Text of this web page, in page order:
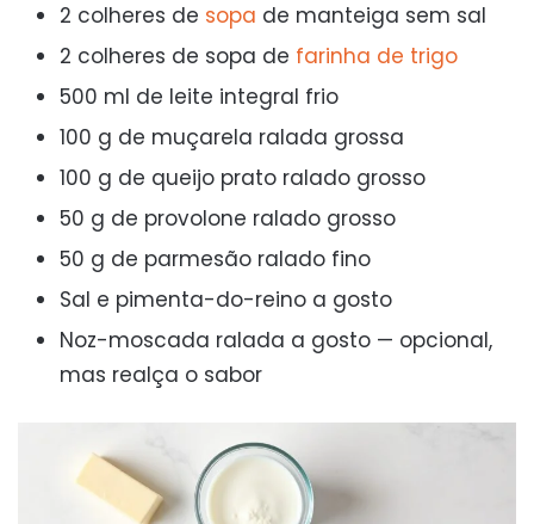
2 colheres de sopa de manteiga sem sal
2 colheres de sopa de farinha de trigo
500 ml de leite integral frio
100 g de muçarela ralada grossa
100 g de queijo prato ralado grosso
50 g de provolone ralado grosso
50 g de parmesão ralado fino
Sal e pimenta-do-reino a gosto
Noz-moscada ralada a gosto — opcional,
mas realça o sabor